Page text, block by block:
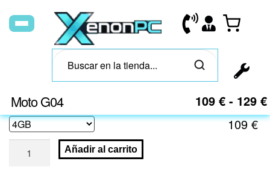
Moto G04 109 € - 129 €
109€
Añadir al carrito